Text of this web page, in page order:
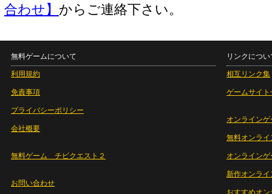
合わせ】 からご連絡下さい。
無料ゲームについて
利用規約
免責事項
プライバシーポリシー
会社概要
無料ゲーム チビクエスト２
お問い合わせ
リンクについ
相互リンク集
ゲームサイト
オンラインゲ
無料オンライ
オンライン
新作オンライ
おすすめオ